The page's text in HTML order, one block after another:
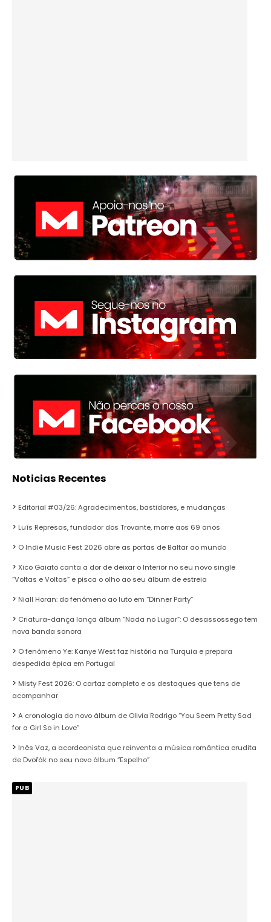
Noticias Recentes
Editorial #03/26: Agradecimentos, bastidores, e mudanças
Luís Represas, fundador dos Trovante, morre aos 69 anos
O Indie Music Fest 2026 abre as portas de Baltar ao mundo
Xico Gaiato canta a dor de deixar o Interior no seu novo single
“Voltas e Voltas” e pisca o olho ao seu álbum de estreia
Niall Horan: do fenómeno ao luto em “Dinner Party”
Criatura-dança lança álbum “Nada no Lugar”: O desassossego tem
nova banda sonora
O fenómeno Ye: Kanye West faz história na Turquia e prepara
despedida épica em Portugal
Misty Fest 2026: O cartaz completo e os destaques que tens de
acompanhar
A cronologia do novo álbum de Olivia Rodrigo “You Seem Pretty Sad
for a Girl So in Love”
Inês Vaz, a acordeonista que reinventa a música romântica erudita
de Dvořák no seu novo álbum “Espelho”
PUB